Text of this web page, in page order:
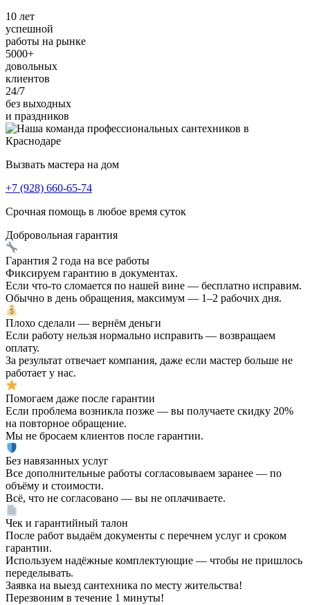
10 лет
успешной
работы на рынке
5000+
довольных
клиентов
24/7
без выходных
и праздников
Вызвать мастера на дом
+7 (928) 660-65-74
Срочная помощь в любое время суток
Добровольная гарантия
Гарантия 2 года на все работы
Фиксируем гарантию в документах.
Если что-то сломается по нашей вине — бесплатно исправим.
Обычно в день обращения, максимум — 1–2 рабочих дня.
Плохо сделали — вернём деньги
Если работу нельзя нормально исправить — возвращаем
оплату.
За результат отвечает компания, даже если мастер больше не
работает у нас.
Помогаем даже после гарантии
Если проблема возникла позже — вы получаете скидку 20%
на повторное обращение.
Мы не бросаем клиентов после гарантии.
Без навязанных услуг
Все дополнительные работы согласовываем заранее — по
объёму и стоимости.
Всё, что не согласовано — вы не оплачиваете.
Чек и гарантийный талон
После работ выдаём документы с перечнем услуг и сроком
гарантии.
Используем надёжные комплектующие — чтобы не пришлось
переделывать.
Заявка на выезд сантехника по месту жительства!
Перезвоним в течение 1 минуты!